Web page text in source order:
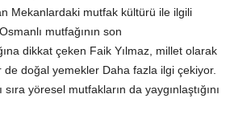
Mekanlardaki mutfak kültürü ile ilgili
mutfağının son
dikkat çeken Faik Yılmaz, millet olarak
doğal yemekler Daha fazla ilgi çekiyor.
sıra yöresel mutfakların da yaygınlaştığını